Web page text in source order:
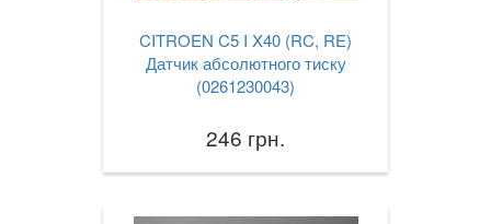
CITROEN C5 I X40 (RC, RE)
Датчик абсолютного тиску
(0261230043)
246 грн.